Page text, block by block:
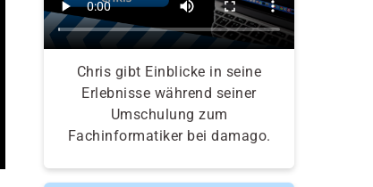
Chris gibt Einblicke in seine
Erlebnisse während seiner
Umschulung zum
Fachinformatiker bei damago.